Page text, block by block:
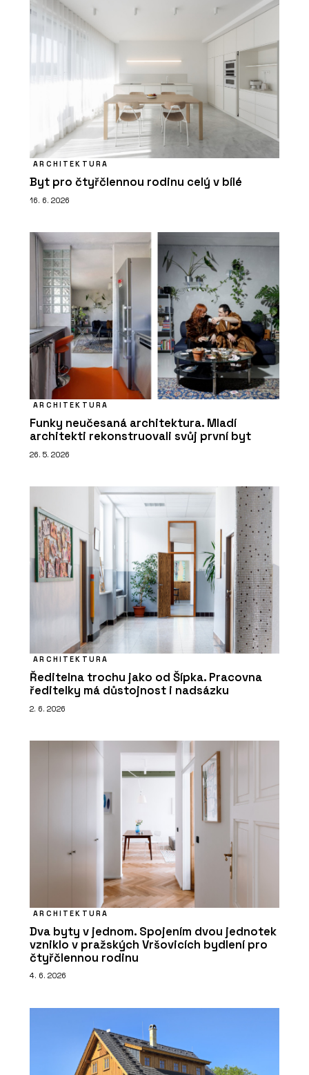
ARCHITEKTURA
Byt pro čtyřčlennou rodinu celý v bílé
16. 6. 2026
ARCHITEKTURA
Funky neučesaná architektura. Mladí
architekti rekonstruovali svůj první byt
26. 5. 2026
ARCHITEKTURA
Ředitelna trochu jako od Šípka. Pracovna
ředitelky má důstojnost i nadsázku
2. 6. 2026
ARCHITEKTURA
Dva byty v jednom. Spojením dvou jednotek
vzniklo v pražských Vršovicích bydlení pro
čtyřčlennou rodinu
4. 6. 2026